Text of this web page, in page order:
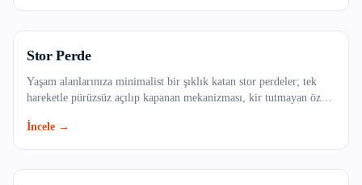
Eyüpsultan
Fatih
Stor Perde
Yaşam alanlarınıza minimalist bir şıklık katan stor perdeler; tek
hareketle pürüzsüz açılıp kapanan mekanizması, kir tutmayan özel
ofisinizin vazgeçilmezi olacak. Işığı dilediğiniz gibi filtreleyerek
İncele →